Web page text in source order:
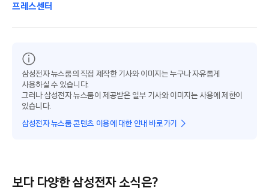
프레스센터
삼성전자 뉴스룸의 직접 제작한 기사와 이미지는 누구나 자유롭게
사용하실 수 있습니다.
그러나 삼성전자 뉴스룸이 제공받은 일부 기사와 이미지는 사용에 제한이
있습니다.
삼성전자 뉴스룸 콘텐츠 이용에 대한 안내 바로가기
보다 다양한 삼성전자 소식은?